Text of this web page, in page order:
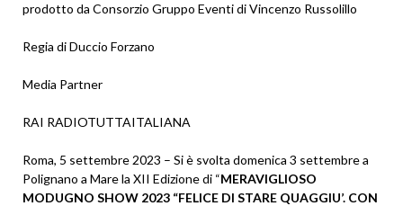
prodotto da Consorzio Gruppo Eventi di Vincenzo Russolillo
Regia di Duccio Forzano
Media Partner
RAI RADIOTUTTAITALIANA
Roma, 5 settembre 2023 – Si è svolta domenica 3 settembre a
Polignano a Mare la XII Edizione di “MERAVIGLIOSO
MODUGNO SHOW 2023 “FELICE DI STARE QUAGGIU’. CON